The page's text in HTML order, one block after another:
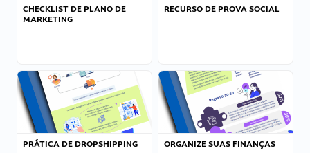
CHECKLIST DE PLANO DE
MARKETING
RECURSO DE PROVA SOCIAL
PRÁTICA DE DROPSHIPPING ORGANIZE SUAS FINANÇAS